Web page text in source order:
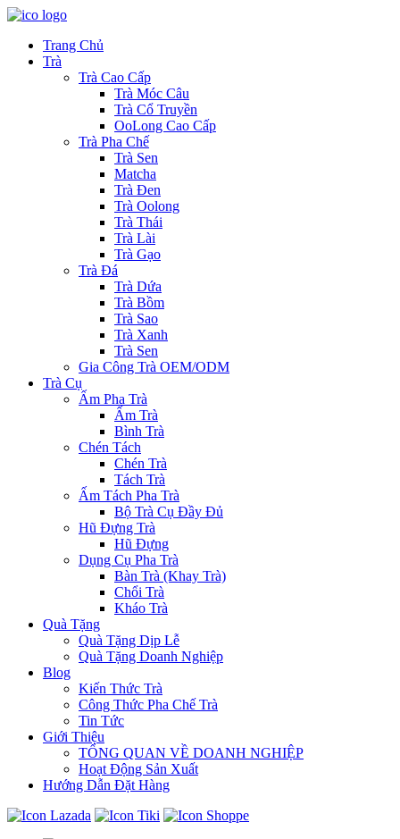
Trang Chủ
Trà
Trà Cao Cấp
Trà Móc Câu
Trà Cổ Truyền
OoLong Cao Cấp
Trà Pha Chế
Trà Sen
Matcha
Trà Đen
Trà Oolong
Trà Thái
Trà Lài
Trà Gạo
Trà Đá
Trà Dứa
Trà Bồm
Trà Sao
Trà Xanh
Trà Sen
Gia Công Trà OEM/ODM
Trà Cụ
Ấm Pha Trà
Ấm Trà
Bình Trà
Chén Tách
Chén Trà
Tách Trà
Ấm Tách Pha Trà
Bộ Trà Cụ Đầy Đủ
Hũ Đựng Trà
Hũ Đựng
Dụng Cụ Pha Trà
Bàn Trà (Khay Trà)
Chổi Trà
Kháo Trà
Quà Tặng
Quà Tặng Dịp Lễ
Quà Tặng Doanh Nghiệp
Blog
Kiến Thức Trà
Công Thức Pha Chế Trà
Tin Tức
Giới Thiệu
TỔNG QUAN VỀ DOANH NGHIỆP
Hoạt Động Sản Xuất
Hướng Dẫn Đặt Hàng